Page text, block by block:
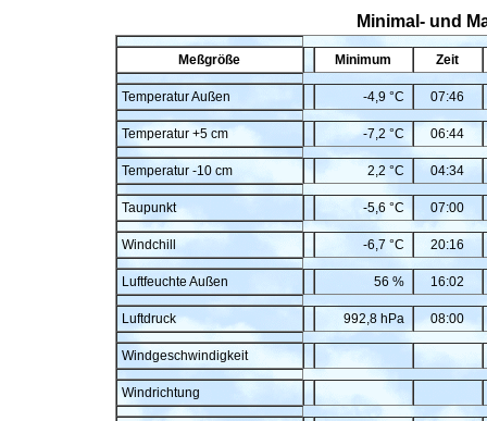
Minimal- und
Meßgröße Minimum Zeit
Temperatur Außen -4,9 °C 07:46
Temperatur +5 cm -7,2 °C 06:44
Temperatur -10 cm 2,2 °C 04:34
Taupunkt -5,6 °C 07:00
Windchill -6,7 °C 20:16
Luftfeuchte Außen 56 % 16:02
Luftdruck 992,8 hPa 08:00
Windgeschwindigkeit
Windrichtung